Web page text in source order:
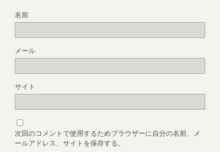
名前
メール
サイト
次回のコメントで使用するためブラウザーに自分の名前、メ
ールアドレス、サイトを保存する。